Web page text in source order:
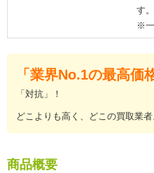
す。
※一
「業界No.1の最高価
「対抗」！
どこよりも高く、どこの買取業
商品概要